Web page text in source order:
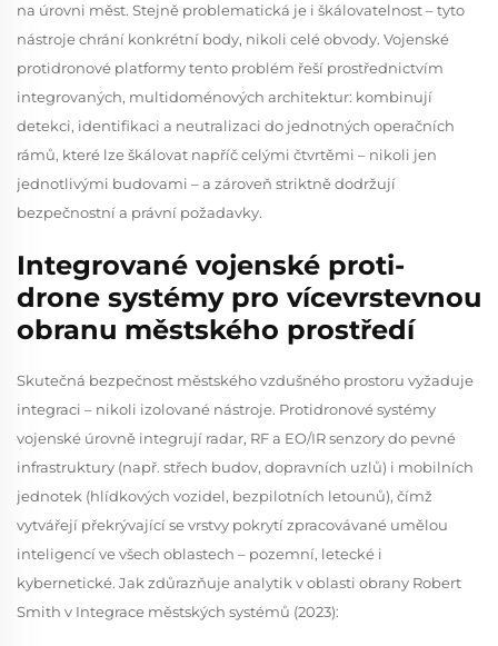
na úrovni měst. Stejně problematická je i škálovatelnost – tyto
nástroje chrání konkrétní body, nikoli celé obvody. Vojenské
protidronové platformy tento problém řeší prostřednictvím
integrovaných, multidoménových architektur: kombinují
detekci, identifikaci a neutralizaci do jednotných operačních
rámů, které lze škálovat napříč celými čtvrtěmi – nikoli jen
jednotlivými budovami – a zároveň striktně dodržují
bezpečnostní a právní požadavky.
Integrované vojenské proti-
drone systémy pro vícevrstevnou
obranu městského prostředí
Skutečná bezpečnost městského vzdušného prostoru vyžaduje
integraci – nikoli izolované nástroje. Protidronové systémy
vojenské úrovně integrují radar, RF a EO/IR senzory do pevné
infrastruktury (např. střech budov, dopravních uzlů) i mobilních
jednotek (hlídkových vozidel, bezpilotních letounů), čímž
vytvářejí překrývající se vrstvy pokrytí zpracovávané umělou
inteligencí ve všech oblastech – pozemní, letecké i
kybernetické. Jak zdůrazňuje analytik v oblasti obrany Robert
Smith v Integrace městských systémů (2023):